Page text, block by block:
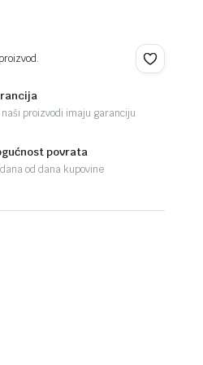
naši proizvodi imaju garanciju
povrata
od dana kupovine